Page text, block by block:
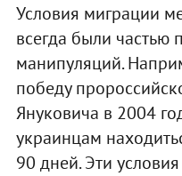
Условия миграции
всегда были частью
манипуляций.
победу
Януковича в 2004
украинцам
90 дней. Эти